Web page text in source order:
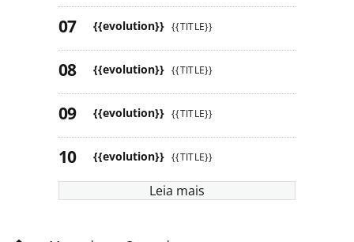
{{evolution}} {{TITLE}}
{{evolution}} {{TITLE}}
{{evolution}} {{TITLE}}
{{evolution}} {{TITLE}}
Leia mais